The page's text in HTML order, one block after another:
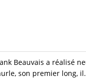
Beauvais a réalisé
son premier long,